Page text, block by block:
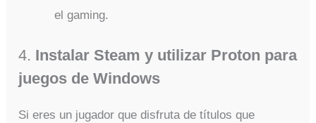
el gaming.
4. Instalar Steam y utilizar Proton para
juegos de Windows
Si eres un jugador que disfruta de títulos que